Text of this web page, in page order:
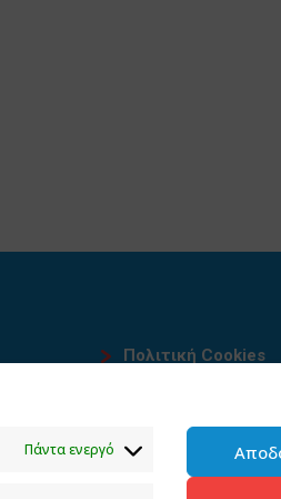
Πάντα ενεργό
Πολιτική Cookies
Πολιτική
προσωπικών
παρόντος